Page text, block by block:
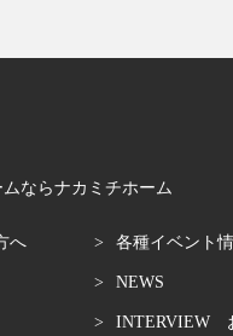
ならナカミチホーム
へ 各種イベント
NEWS
INTERVIEW